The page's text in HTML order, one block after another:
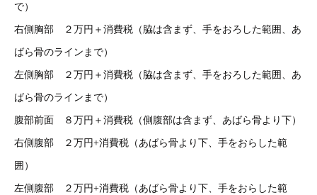
で）
右側胸部 ２万円＋消費税（脇は含まず、手をおろした範囲、あ
ばら骨のラインまで）
左側胸部 ２万円＋消費税（脇は含まず、手をおろした範囲、あ
ばら骨のラインまで）
腹部前面 ８万円＋消費税（側腹部は含まず、あばら骨より下）
右側腹部 ２万円+消費税（あばら骨より下、手をおらした範
囲）
左側腹部 ２万円+消費税（あばら骨より下、手をおらした範